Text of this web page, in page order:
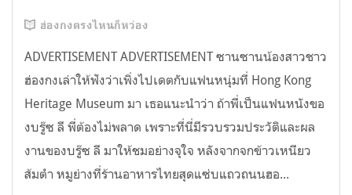
ฮ่องกงตรงไหนก็หว่อง
ADVERTISEMENT ADVERTISEMENT ซานซานน้องสาวชาว
ฮ่องกงเล่าให้ฟังว่าเพิ่งไปเดตกับแฟนหนุ่มที่ Hong Kong
Heritage Museum มา เธอแนะนำว่า ถ้าพี่เป็นแฟนหนังขอ
งบรู๊ซ ลี พี่ต้องไม่พลาด เพราะที่นี่มีรวบรวมประวัติและผล
งานของบรู๊ซ ลี มาให้ชมอย่างจุใจ หลังจากจกข้าวเหนียว
ส้มตำ หมูย่างที่ร้านอาหารไทยสุดแซ่บแถวถนนฮอ...